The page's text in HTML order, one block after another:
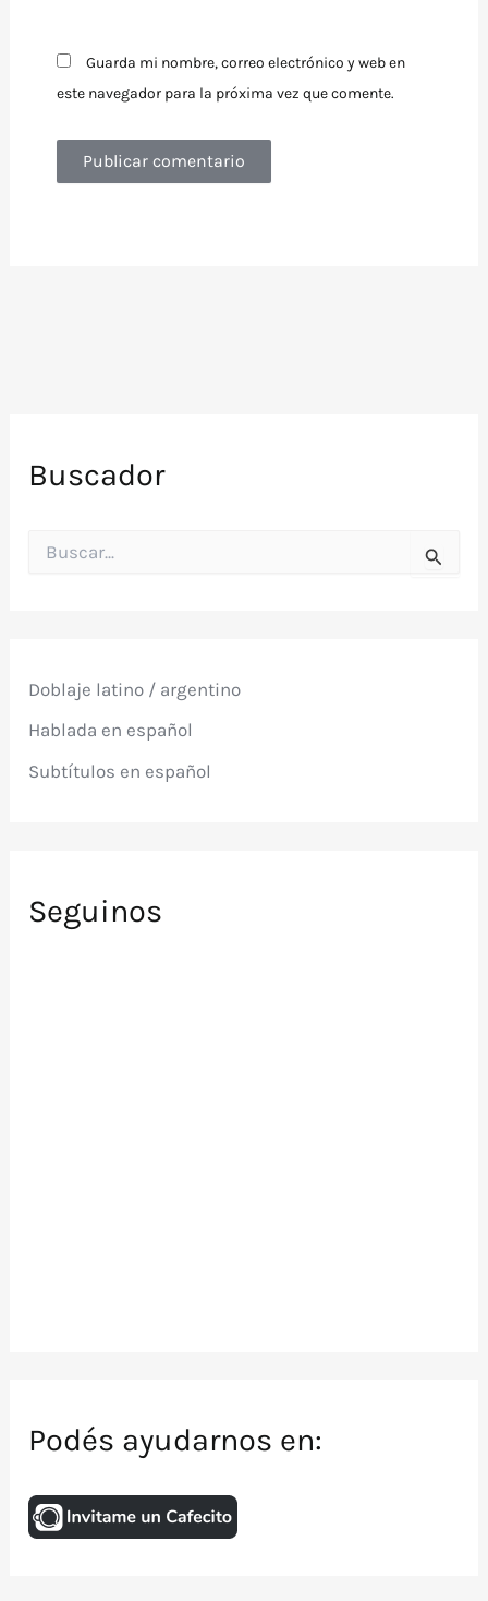
Guarda mi nombre, correo electrónico y web en
este navegador para la próxima vez que comente.
Buscador
o
:
Doblaje latino / argentino
Hablada en español
Subtítulos en español
Seguinos
Podés ayudarnos en: